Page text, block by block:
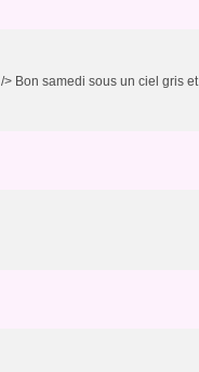
Bon samedi sous un ciel gris et